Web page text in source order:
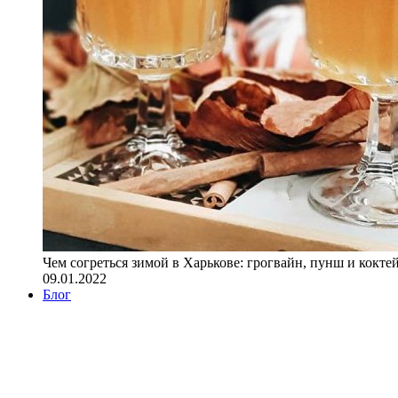
Чем согреться зимой в Харькове: грогвайн, пунш и
09.01.2022
Блог